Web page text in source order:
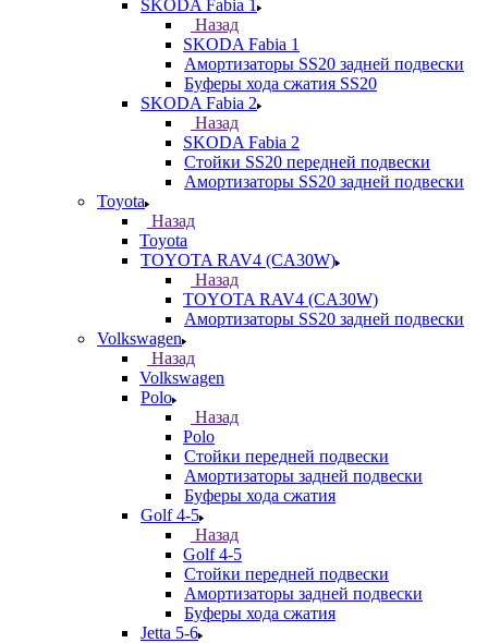
SKODA Fabia 1
Назад
SKODA Fabia 1
Амортизаторы SS20 задней подвески
Буферы хода сжатия SS20
SKODA Fabia 2
Назад
SKODA Fabia 2
Стойки SS20 передней подвески
Амортизаторы SS20 задней подвески
Toyota
Назад
Toyota
TOYOTA RAV4 (CA30W)
Назад
TOYOTA RAV4 (CA30W)
Амортизаторы SS20 задней подвески
Volkswagen
Назад
Volkswagen
Polo
Назад
Polo
Стойки передней подвески
Амортизаторы задней подвески
Буферы хода сжатия
Golf 4-5
Назад
Golf 4-5
Стойки передней подвески
Амортизаторы задней подвески
Буферы хода сжатия
Jetta 5-6